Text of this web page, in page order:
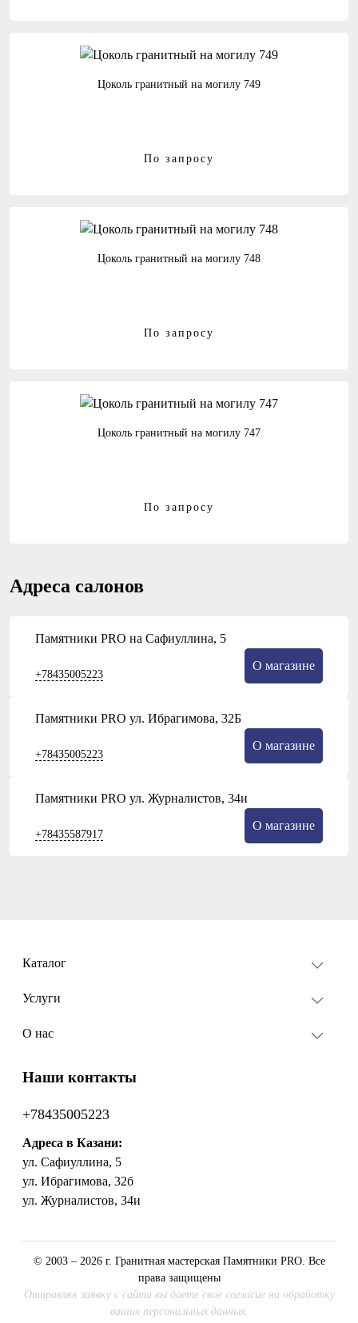
Цоколь гранитный на могилу 749
По запросу
Цоколь гранитный на могилу 748
По запросу
Цоколь гранитный на могилу 747
По запросу
Адреса салонов
Памятники PRO на Сафиуллина, 5
+78435005223
О магазине
Памятники PRO ул. Ибрагимова, 32Б
+78435005223
О магазине
Памятники PRO ул. Журналистов, 34и
+78435587917
О магазине
Каталог
Услуги
О нас
Наши контакты
+78435005223
Адреса в Казани:
ул. Сафиуллина, 5
ул. Ибрагимова, 32б
ул. Журналистов, 34и
© 2003 – 2026 г. Гранитная мастерская Памятники PRO. Все
права защищены
Отправляя заявку с сайта вы даете свое согласие на обработку
ваших персональных данных.